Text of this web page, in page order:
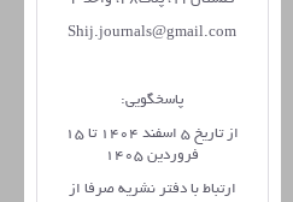
Shij.journals@gmail.com
پاسخگویی:
از تاریخ 5 اسفند 1404 تا 15
فروردین 1405
ارتباط با دفتر نشریه صرفا از